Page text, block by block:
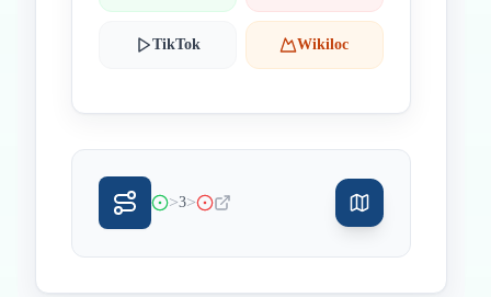
TikTok Wikiloc
>3>